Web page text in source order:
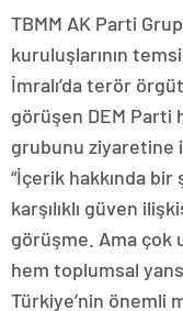
TBMM AK Parti
kuruluşlarının
İmralı’da terör
görüşen DEM Parti
grubunu ziyaretine
“İçerik hakkında
karşılıklı güven
görüşme. Ama çok
hem toplumsal
Türkiye’nin önemli